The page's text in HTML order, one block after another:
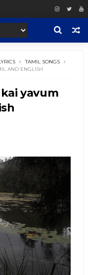
TAMIL SONGS
AND ENGLISH
yavum